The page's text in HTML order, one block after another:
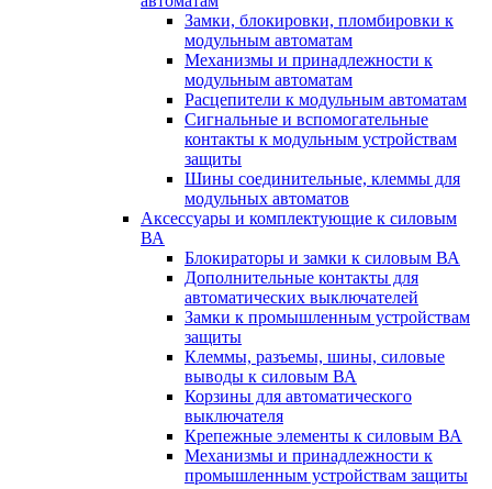
Замки, блокировки, пломбировки к
модульным автоматам
Механизмы и принадлежности к
модульным автоматам
Расцепители к модульным автоматам
Сигнальные и вспомогательные
контакты к модульным устройствам
защиты
Шины соединительные, клеммы для
модульных автоматов
Аксессуары и комплектующие к силовым
ВА
Блокираторы и замки к силовым ВА
Дополнительные контакты для
автоматических выключателей
Замки к промышленным устройствам
защиты
Клеммы, разъемы, шины, силовые
выводы к силовым ВА
Корзины для автоматического
выключателя
Крепежные элементы к силовым ВА
Механизмы и принадлежности к
промышленным устройствам защиты